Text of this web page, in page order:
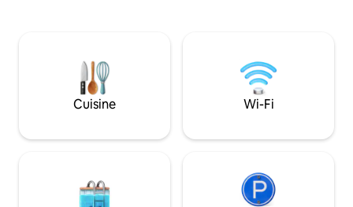
Andrews et à 3 miles à l'intérieur des
terres des villages côtiers populaires
d'East Neuk. Des promenades
et des terrains de golf de renommée
idéalement
du matin et du soir. À
quelques minutes
pub, des
Cuisine Wi-Fi